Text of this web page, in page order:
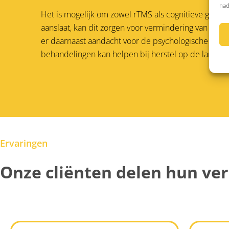
Het is mogelijk om zowel rTMS als cognitieve
aanslaat, kan dit zorgen voor vermindering van
er daarnaast aandacht voor de psychologische en
behandelingen kan helpen bij herstel op de
Ervaringen
Onze cliënten delen hun